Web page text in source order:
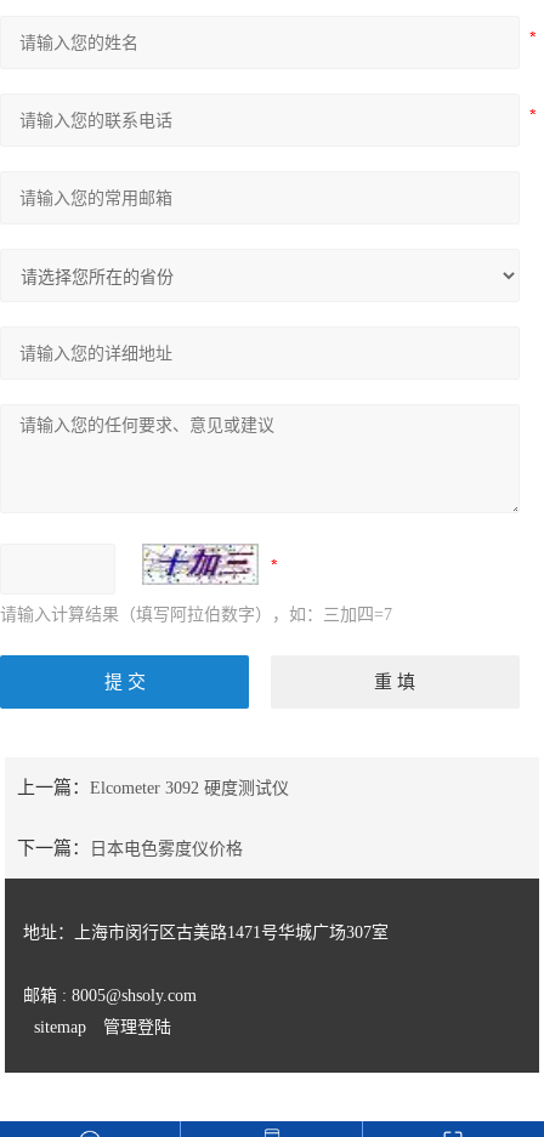
请输入计算结果（填写阿拉伯数字），如：三加四=7
上一篇：Elcometer 3092 硬度测试仪
下一篇： 日本电色雾度仪价格
地址：上海市闵行区古美路1471号华城广场307室
邮箱 : 8005@shsoly.com
sitemap
管理登陆